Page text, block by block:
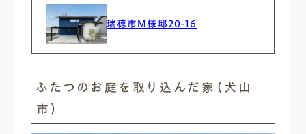
瑞穂市M様邸20-16
ふたつのお庭を取り込んだ家（犬山
市）